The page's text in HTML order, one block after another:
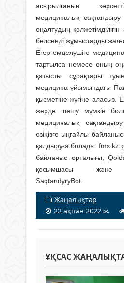
асырылғанын
медициналық
оңалтудың
белсенді жұмыстарды
Егер емделушіге
тартылса немесе оның
қатысты сұрақтары
медицина ұйымындағы
қызметіне жүгіне аласыз.
жерде шешу мүмкін
медициналық
өзіңізге ыңғайлы
қалдыруға болады: fms.kz
байланыс орталығы,
қосымшасы және
SaqtandyryBot.
Жаңалықтар
22 ақпан 2022 ж.
ҰҚСАС